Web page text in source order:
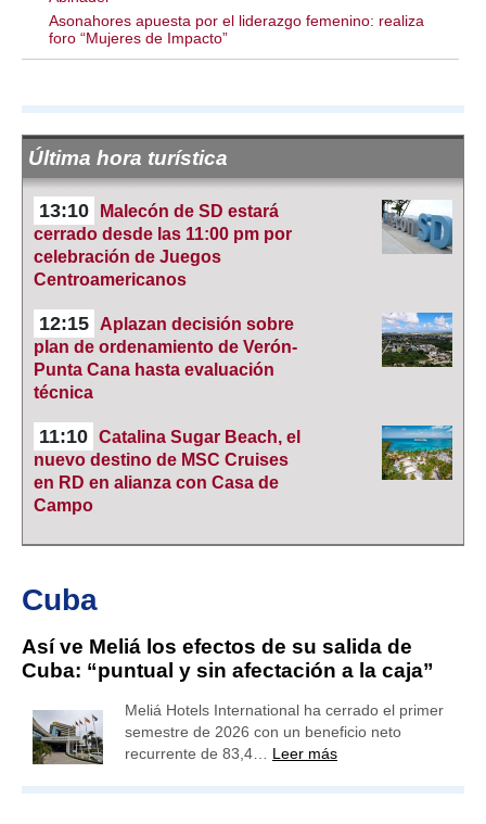
Asonahores apuesta por el liderazgo femenino: realiza
foro “Mujeres de Impacto”
Última hora turística
13:10
Malecón de SD estará
cerrado desde las 11:00 pm por
celebración de Juegos
Centroamericanos
12:15
Aplazan decisión sobre
plan de ordenamiento de Verón-
Punta Cana hasta evaluación
técnica
11:10 Catalina Sugar Beach, el
nuevo destino de MSC Cruises
en RD en alianza con Casa de
Campo
Cuba
Así ve Meliá los efectos de su salida de
Cuba: “puntual y sin afectación a la caja”
Meliá Hotels International ha cerrado el primer
semestre de 2026 con un beneficio neto
recurrente de 83,4… Leer más